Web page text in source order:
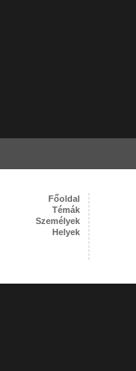
Főoldal
Témák
Személyek
Helyek